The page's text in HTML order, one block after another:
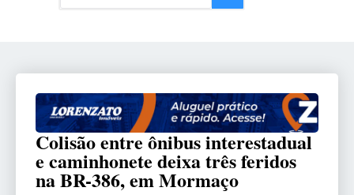
Colisão entre ônibus interestadual
e caminhonete deixa três feridos
na BR-386, em Mormaço